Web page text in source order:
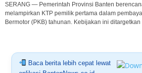
SERANG — Pemerintah Provinsi Banten
melampirkan KTP pemilik pertama dalam
Bermotor (PKB) tahunan. Kebijakan ini ditargetkan
Baca berita lebih cepat lewat